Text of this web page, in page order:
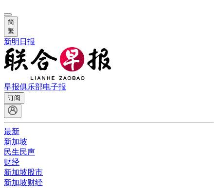
简
繁
新明日报
早报俱乐部电子报
订阅
最新
新加坡
民生民声
财经
新加坡股市
新加坡财经